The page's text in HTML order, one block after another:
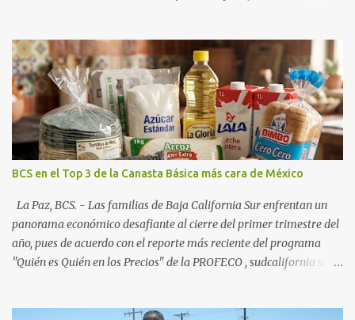
una derrama económica sin precedentes. Las proyecciones para
este periodo vacacional son optimistas, con un promedio estatal
que supera el 70% . Sin embargo, la sorpresa del año la ha dado el
norte del estado. Comondú encabeza las expectativas con un
impresionante 89% de ocupación, impulsado por el interés
creciente en el turismo de naturaleza. Le siguen destinos
consolidados y emergentes: Los Cabos: 72% promedio (esperando
picos del 79% en Año Nuevo). La Paz: 66%. Loreto: 58%. Mulegé:
54%. "Estamos viendo un fenómeno de diversificación. Ya no solo
vienen por el lujo de Los Cabos, sino por la aut...
BCS en el Top 3 de la Canasta Básica más cara de México
La Paz, BCS. - Las familias de Baja California Sur enfrentan un
panorama económico desafiante al cierre del primer trimestre del
año, pues de acuerdo con el reporte más reciente del programa
"Quién es Quién en los Precios" de la PROFECO , sudcalifornia se